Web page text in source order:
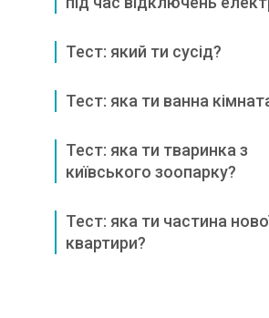
Тест: який ти сусід?
Тест: яка ти ванна
Тест: яка ти тваринка з
київського зоопарку?
Тест: яка ти частина
квартири?